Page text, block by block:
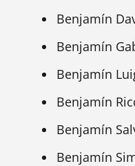
Benjamín
Benjamín
Benjamín
Benjamín
Benjamín
Benjamín